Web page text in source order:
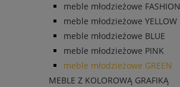
meble młodzieżowe FASHION
meble młodzieżowe YELLOW
meble młodzieżowe BLUE
meble młodzieżowe PINK
meble młodzieżowe GREEN
MEBLE Z KOLOROWĄ GRAFIKĄ